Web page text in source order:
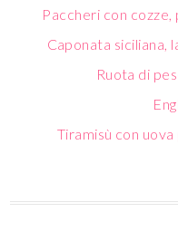
Paccheri con
Caponata siciliana,
Ruota di
Tiramisù con